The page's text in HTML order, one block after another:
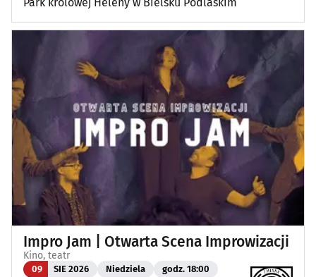
Park królowej Heleny w Bielsku Podlaskim
Impro Jam | Otwarta Scena Improwizacji
Kino, teatr
09 SIE 2026 Niedziela godz. 18:00